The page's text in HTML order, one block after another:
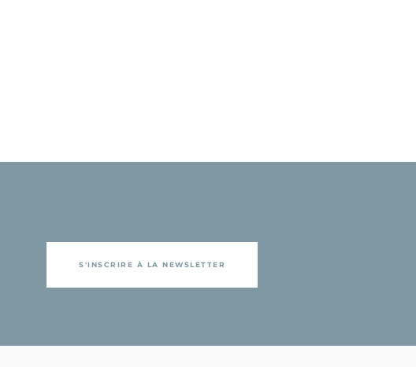
S'INSCRIRE À LA NEWSLETTER